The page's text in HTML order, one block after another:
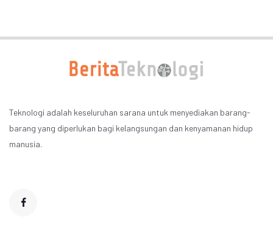
Teknologi adalah keseluruhan sarana untuk menyediakan barang-
barang yang diperlukan bagi kelangsungan dan kenyamanan hidup
manusia.